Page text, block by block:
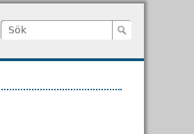
Sökformulär
Sök